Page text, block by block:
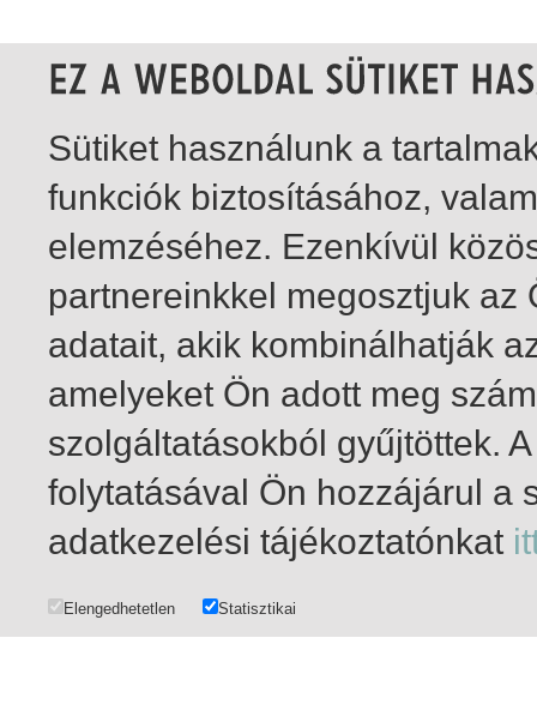
1-20 / total 84 hit
Sütiket használunk a
funkciók biztosításához,
elemzéséhez. Ezenkívül
partnereinkkel megosztjuk
adatait, akik kombinálhatják
amelyeket Ön adott meg
szolgáltatásokból gyűjtöttek.
folytatásával Ön hozzájárul a
adatkezelési tájékoztatónkat
Elengedhetetlen Statisztikai